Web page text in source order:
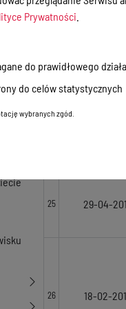
22 08-09-
23 13-03-
25 29-04-
26 18-02-
Prywatności
do prawidłowego
do celów statystycznych
wybranych zgód.